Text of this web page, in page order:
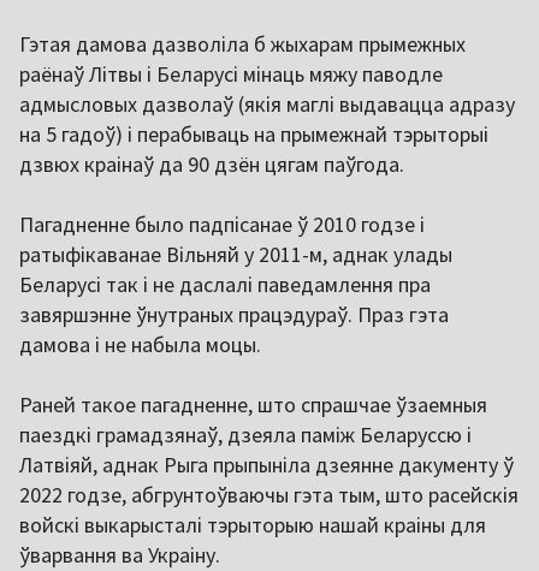
Гэтая дамова дазволіла б жыхарам прымежных
раёнаў Літвы і Беларусі мінаць мяжу паводле
адмысловых дазволаў (якія маглі выдавацца адразу
на 5 гадоў) і перабываць на прымежнай тэрыторыі
дзвюх краінаў да 90 дзён цягам паўгода.
Пагадненне было падпісанае ў 2010 годзе і
ратыфікаванае Вільняй у 2011-м, аднак улады
Беларусі так і не даслалі паведамлення пра
завяршэнне ўнутраных працэдураў. Праз гэта
дамова і не набыла моцы.
Раней такое пагадненне, што спрашчае ўзаемныя
паездкі грамадзянаў, дзеяла паміж Беларуссю і
Латвіяй, аднак Рыга прыпыніла дзеянне дакументу ў
2022 годзе, абгрунтоўваючы гэта тым, што расейскія
войскі выкарысталі тэрыторыю нашай краіны для
ўварвання ва Украіну.